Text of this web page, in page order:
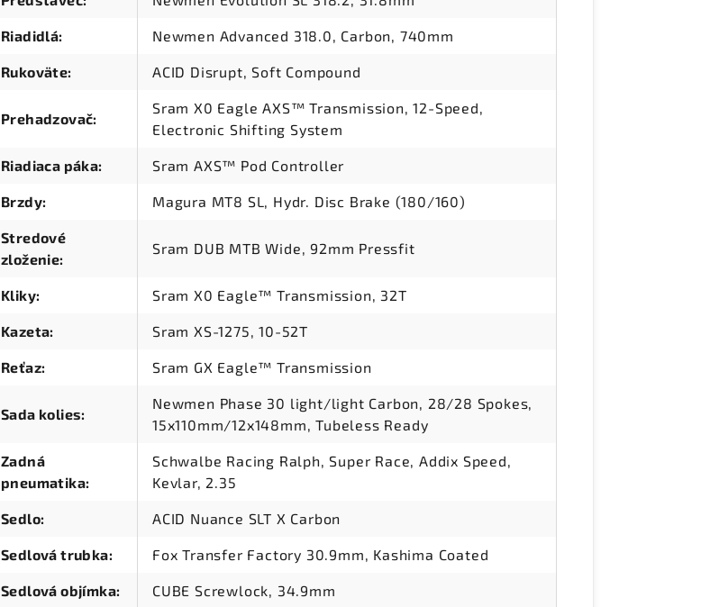
Riadidlá: Newmen Advanced 318.0, Carbon, 740mm
Rukoväte: ACID Disrupt, Soft Compound
Prehadzovač:
Sram X0 Eagle AXS™ Transmission, 12-Speed,
Electronic Shifting System
Riadiaca páka: Sram AXS™ Pod Controller
Brzdy: Magura MT8 SL, Hydr. Disc Brake (180/160)
Stredové
zloženie:
Sram DUB MTB Wide, 92mm Pressfit
Kliky: Sram X0 Eagle™ Transmission, 32T
Kazeta: Sram XS-1275, 10-52T
Reťaz: Sram GX Eagle™ Transmission
Sada kolies:
Newmen Phase 30 light/light Carbon, 28/28 Spokes,
15x110mm/12x148mm, Tubeless Ready
Zadná
pneumatika:
Schwalbe Racing Ralph, Super Race, Addix Speed,
Kevlar, 2.35
Sedlo: ACID Nuance SLT X Carbon
Sedlová trubka: Fox Transfer Factory 30.9mm, Kashima Coated
Sedlová objímka: CUBE Screwlock, 34.9mm